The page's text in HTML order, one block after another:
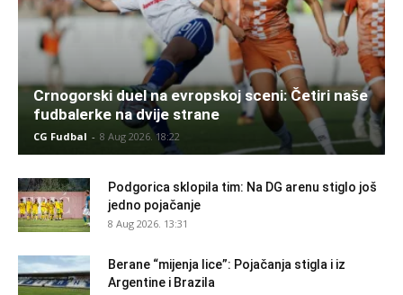
Crnogorski duel na evropskoj sceni: Četiri naše
fudbalerke na dvije strane
CG Fudbal - 8 Aug 2026. 18:22
Podgorica sklopila tim: Na DG arenu stiglo još
jedno pojačanje
8 Aug 2026. 13:31
Berane “mijenja lice”: Pojačanja stigla i iz
Argentine i Brazila